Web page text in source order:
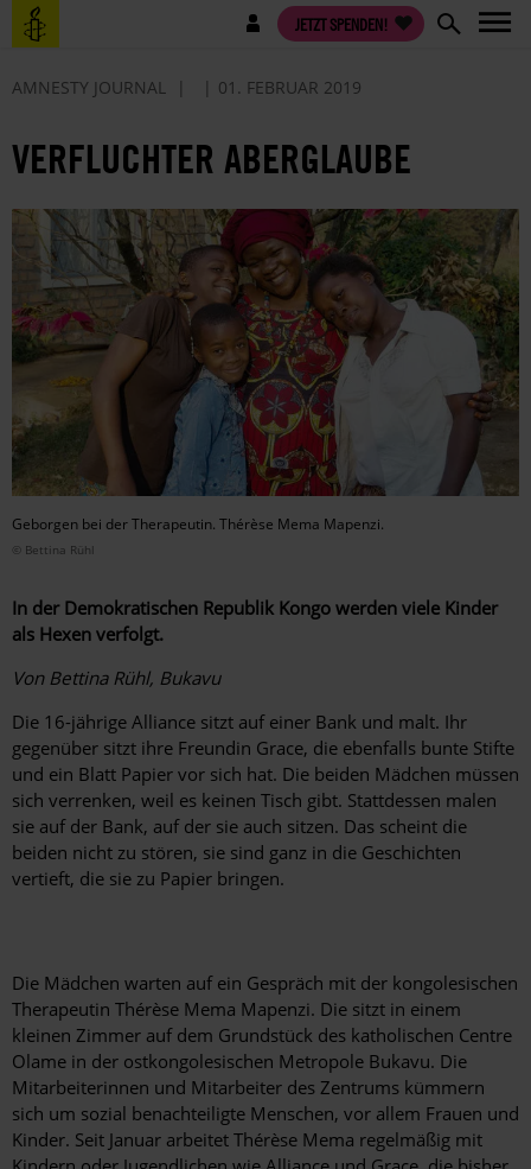
Direkt
zum
Benutzermenü JETZT SPENDEN!
AMNESTY JOURNAL 01. FEBRUAR 2019
VERFLUCHTER ABERGLAUBE
Geborgen bei der Therapeutin. Thérèse Mema Mapenzi.
© Bettina Rühl
In der Demokratischen Republik Kongo werden viele ­Kinder
als Hexen verfolgt.
Von Bettina Rühl, Bukavu
Die 16-jährige Alliance sitzt auf einer Bank und malt. Ihr
gegenüber sitzt ihre Freundin Grace, die ebenfalls bunte Stifte
und ein Blatt Papier vor sich hat. Die beiden Mädchen müssen
sich verrenken, weil es keinen Tisch gibt. Stattdessen malen
sie auf der Bank, auf der sie auch sitzen. Das scheint die
beiden nicht zu stören, sie sind ganz in die Geschichten
vertieft, die sie zu Papier bringen.
Die Mädchen warten auf ein Gespräch mit der kongolesischen
Therapeutin Thérèse Mema Mapenzi. Die sitzt in einem
kleinen Zimmer auf dem Grundstück des katholischen Centre
Olame in der ostkongolesischen Metropole Bukavu. Die
Mitarbeiterinnen und Mitarbeiter des Zentrums kümmern
sich um sozial benachteiligte Menschen, vor allem Frauen und
Kinder. Seit Januar arbeitet Thérèse Mema regelmäßig mit